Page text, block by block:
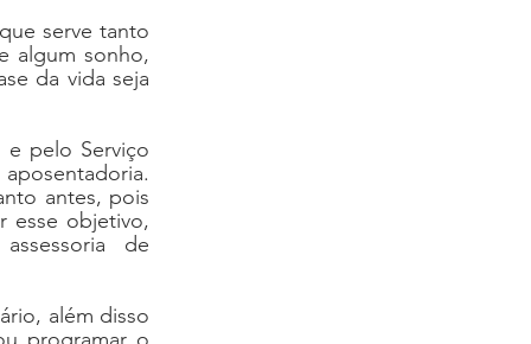
serve tanto
algum sonho,
da vida seja
e pelo Serviço
antes, pois
esse objetivo,
de
além disso